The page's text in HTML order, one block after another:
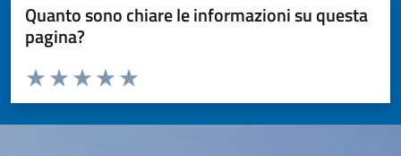
Quanto sono chiare le informazioni su questa
pagina?
Valuta da 1 a 5 stelle la pagina
Valuta 5 stelle su 5
Valuta 4 stelle su 5
Valuta 3 stelle su 5
Valuta 2 stelle su 5
Valuta 1 stelle su 5